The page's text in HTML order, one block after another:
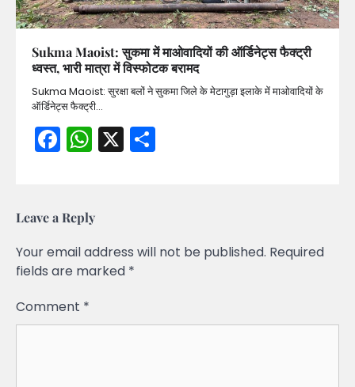
Sukma Maoist: सुकमा में माओवादियों की ऑर्डिनेट्स फैक्ट्री
ध्वस्त, भारी मात्रा में विस्फोटक बरामद
Sukma Maoist: सुरक्षा बलों ने सुकमा जिले के मेटागुड़ा इलाके में माओवादियों के
ऑर्डिनेट्स फैक्ट्री…
Facebook
WhatsApp
X
Leave a Reply
Your email address will not be published. Required
fields are marked *
Comment *